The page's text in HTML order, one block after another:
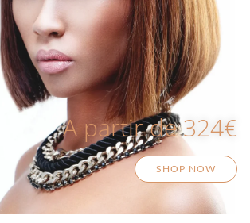
A partir de 324€
SHOP NOW